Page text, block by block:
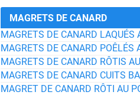
MAGRETS DE CANARD
MAGRETS DE CANARD LAQUÉS
MAGRETS DE CANARD POÊLÉS
MAGRETS DE CANARD RÔTIS
MAGRETS DE CANARD CUITS
MAGRET DE CANARD RÔTI AU